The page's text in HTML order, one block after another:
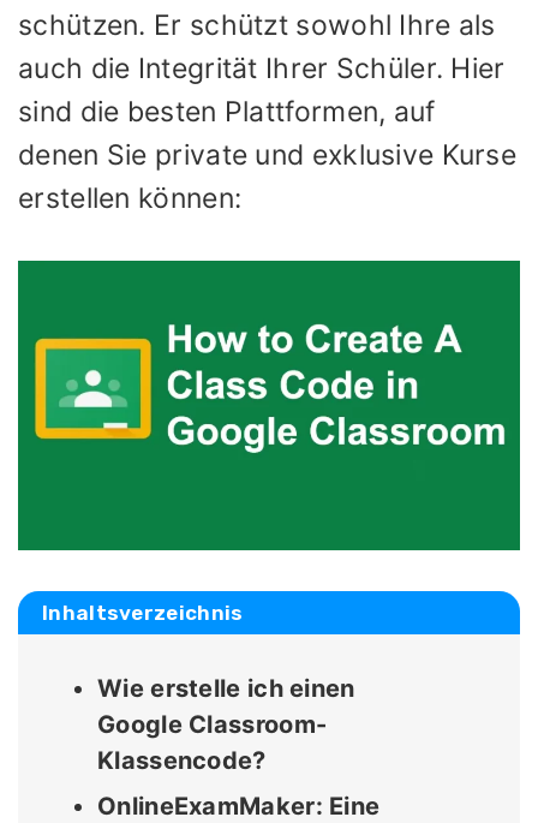
schützen. Er schützt sowohl Ihre als
auch die Integrität Ihrer Schüler. Hier
sind die besten Plattformen, auf
denen Sie private und exklusive Kurse
erstellen können:
Inhaltsverzeichnis
Wie erstelle ich einen
Google Classroom-
Klassencode?
OnlineExamMaker: Eine